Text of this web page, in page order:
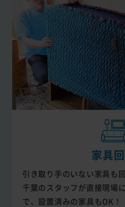
家具
引き取り手のいない家具も
千葉のスタッフが直接現場
で、設置済みの家具もOK！